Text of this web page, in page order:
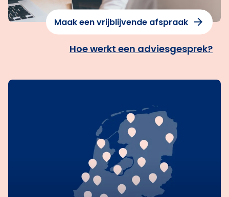
Maak een vrijblijvende afspraak
Hoe werkt een adviesgesprek?